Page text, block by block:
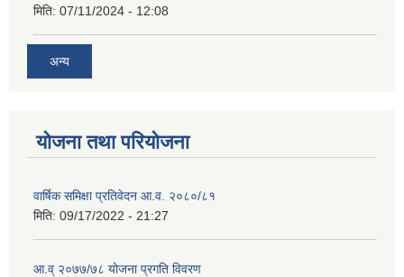
मिति: 07/11/2024 - 12:08
अन्य
योजना तथा परियोजना
वार्षिक समिक्षा प्रतिवेदन आ.व. २०८०/८१
मिति: 09/17/2022 - 21:27
आ.व् २०७७/७८ योजना प्रगति विवरण